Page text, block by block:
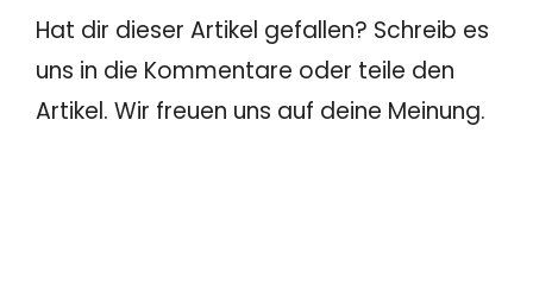
Hat dir dieser Artikel gefallen? Schreib es
uns in die Kommentare oder teile den
Artikel. Wir freuen uns auf deine Meinung.